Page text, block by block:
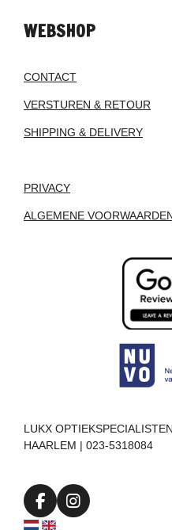
WEBSHOP
CONTACT
VERSTUREN & RETOUR
SHIPPING & DELIVERY
PRIVACY
ALGEMENE
LUKX
HAARLEM | 023-5318084
F
a
I